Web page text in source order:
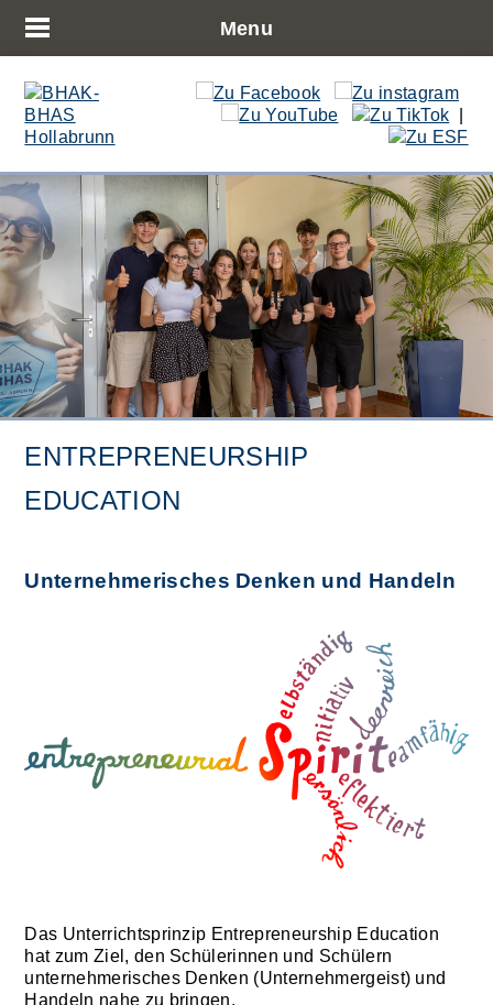
Menu
|
ENTREPRENEURSHIP
EDUCATION
Unternehmerisches Denken und Handeln
Das Unterrichtsprinzip Entrepreneurship Education
hat zum Ziel, den Schülerinnen und Schülern
unternehmerisches Denken (Unternehmergeist) und
Handeln nahe zu bringen.